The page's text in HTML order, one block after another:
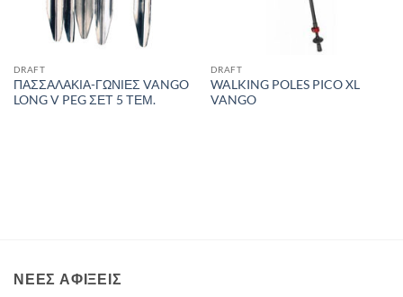
DRAFT
ΠΑΣΣΑΛΑΚΙΑ-ΓΩΝΙΕΣ VANGO
LONG V PEG ΣΕΤ 5 ΤΕΜ.
DRAFT
WALKING POLES PICO XL
VANGO
ΝΈΕΣ ΑΦΊΞΕΙΣ